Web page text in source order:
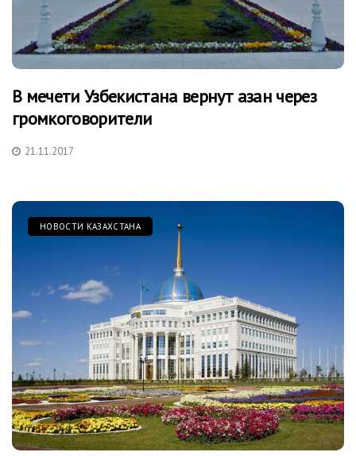
В мечети Узбекистана вернут азан через
громкоговорители
21.11.2017
НОВОСТИ КАЗАХСТАНА